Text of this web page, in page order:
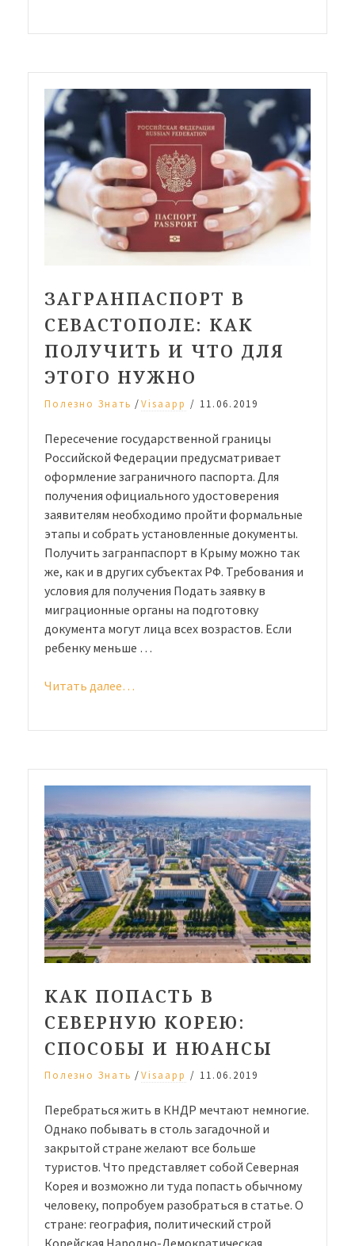
черном
списке
ФМС»
ЗАГРАНПАСПОРТ В
СЕВАСТОПОЛЕ: КАК
ПОЛУЧИТЬ И ЧТО ДЛЯ
ЭТОГО НУЖНО
Полезно Знать /Visaapp / 11.06.2019
Пересечение государственной границы
Российской Федерации предусматривает
оформление заграничного паспорта. Для
получения официального удостоверения
заявителям необходимо пройти формальные
этапы и собрать установленные документы.
Получить загранпаспорт в Крыму можно так
же, как и в других субъектах РФ. Требования и
условия для получения Подать заявку в
миграционные органы на подготовку
документа могут лица всех возрастов. Если
ребенку меньше …
Читать далее…
что
для
этого
нужно»
КАК ПОПАСТЬ В
СЕВЕРНУЮ КОРЕЮ:
СПОСОБЫ И НЮАНСЫ
Полезно Знать /Visaapp / 11.06.2019
Перебраться жить в КНДР мечтают немногие.
Однако побывать в столь загадочной и
закрытой стране желают все больше
туристов. Что представляет собой Северная
Корея и возможно ли туда попасть обычному
человеку, попробуем разобраться в статье. О
стране: география, политический строй
Корейская Народно-Демократическая